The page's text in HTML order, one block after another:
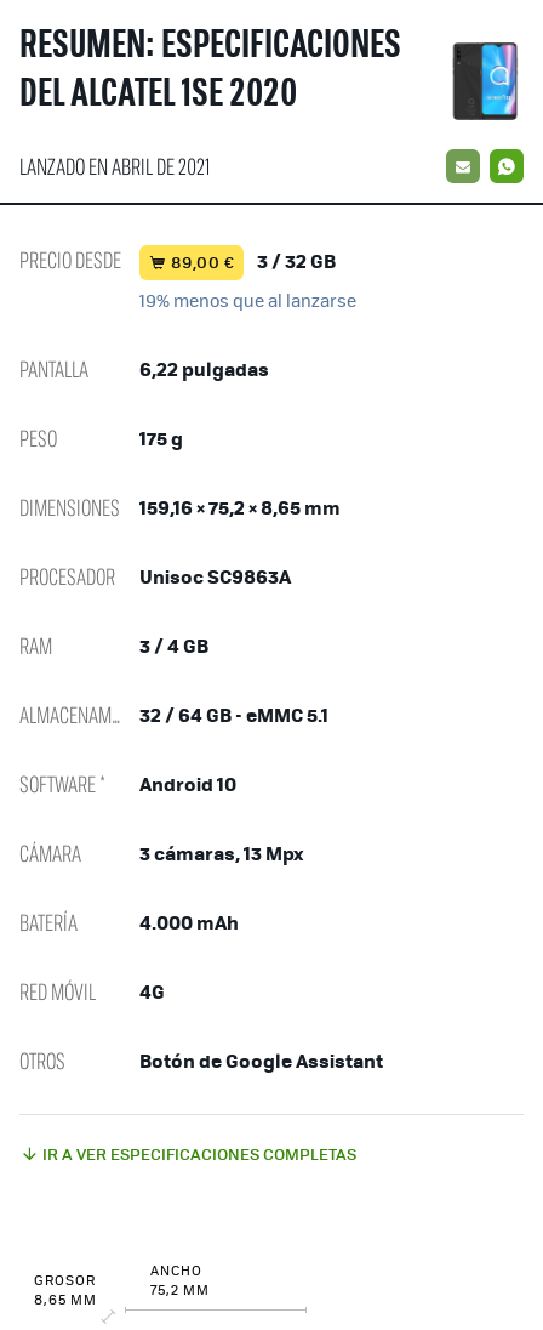
RESUMEN: ESPECIFICACIONES
DEL ALCATEL 1SE 2020
LANZADO EN ABRIL DE 2021 EMAIL
PRECIO DESDE 89,00 € 3 / 32 GB
19% menos que al lanzarse
PANTALLA 6,22 pulgadas
PESO 175 g
DIMENSIONES 159,16 × 75,2 × 8,65 mm
PROCESADOR Unisoc SC9863A
RAM 3 / 4 GB
ALMACENAMIENTO 32 / 64 GB - eMMC 5.1
SOFTWARE * Android 10
CÁMARA 3 cámaras, 13 Mpx
BATERÍA 4.000 mAh
RED MÓVIL 4G
OTROS Botón de Google Assistant
IR A VER ESPECIFICACIONES COMPLETAS
GROSOR
8,65 MM
ANCHO
75,2 MM